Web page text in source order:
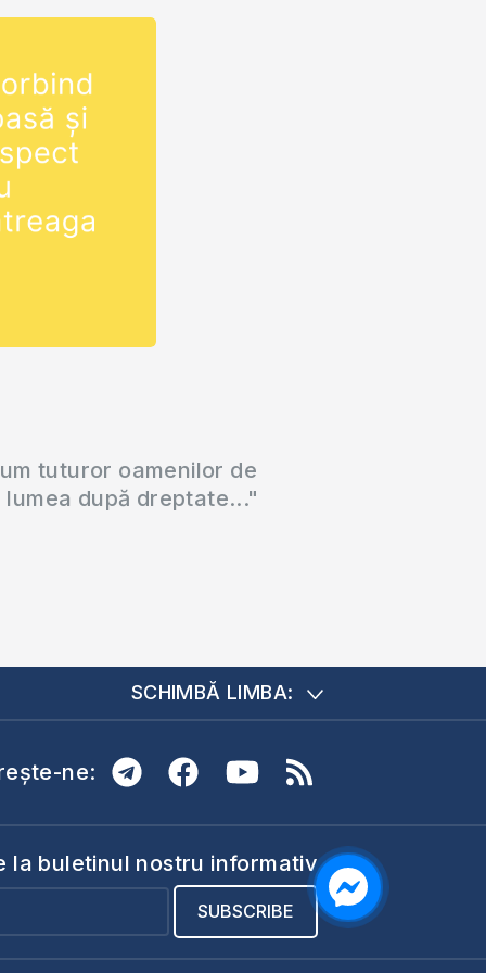
este o
biblic
îl…
tuturor oamenilor de
după dreptate..."
SCHIMBĂ LIMBA:
ne:
la buletinul nostru informativ